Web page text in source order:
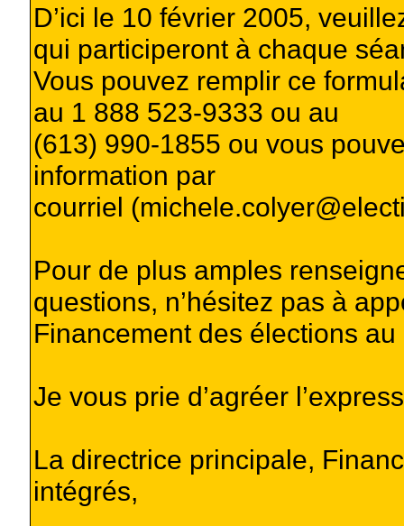
D’ici le 10 février 2005,
qui participeront à chaque
Vous pouvez remplir ce
au 1 888 523-9333 ou au
(613) 990-1855 ou vous
information par
courriel (
Pour de plus amples
questions, n’hésitez pas à
Financement des élections
Je vous prie d’agréer
La directrice principale,
intégrés,